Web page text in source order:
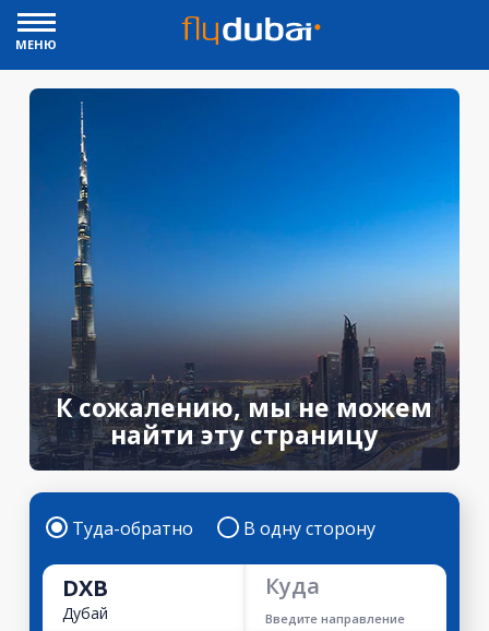
МЕНЮ
К сожалению, мы не можем
найти эту страницу
Туда-обратно В одну сторону
DXB
Дубай
Куда
Введите направление